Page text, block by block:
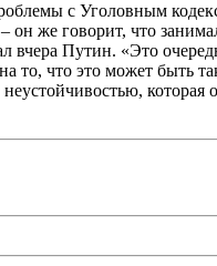
с Уголовным
же говорит, что
Путин. «Это
то, что это может быть
которая